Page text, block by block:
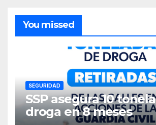
You missed
SEGURIDAD
SSP asegura 10
droga en 8 meses